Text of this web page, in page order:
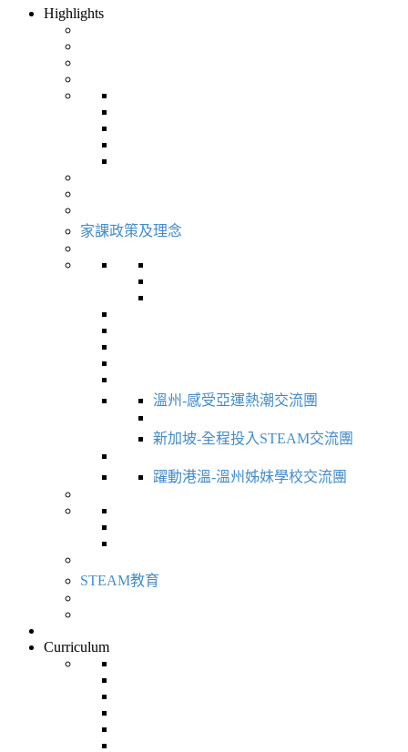
Highlights
家課政策及理念
溫州-感受亞運熱潮交流團
新加坡-全程投入STEAM交流團
躍動港溫-溫州姊妹學校交流團
STEAM教育
Curriculum